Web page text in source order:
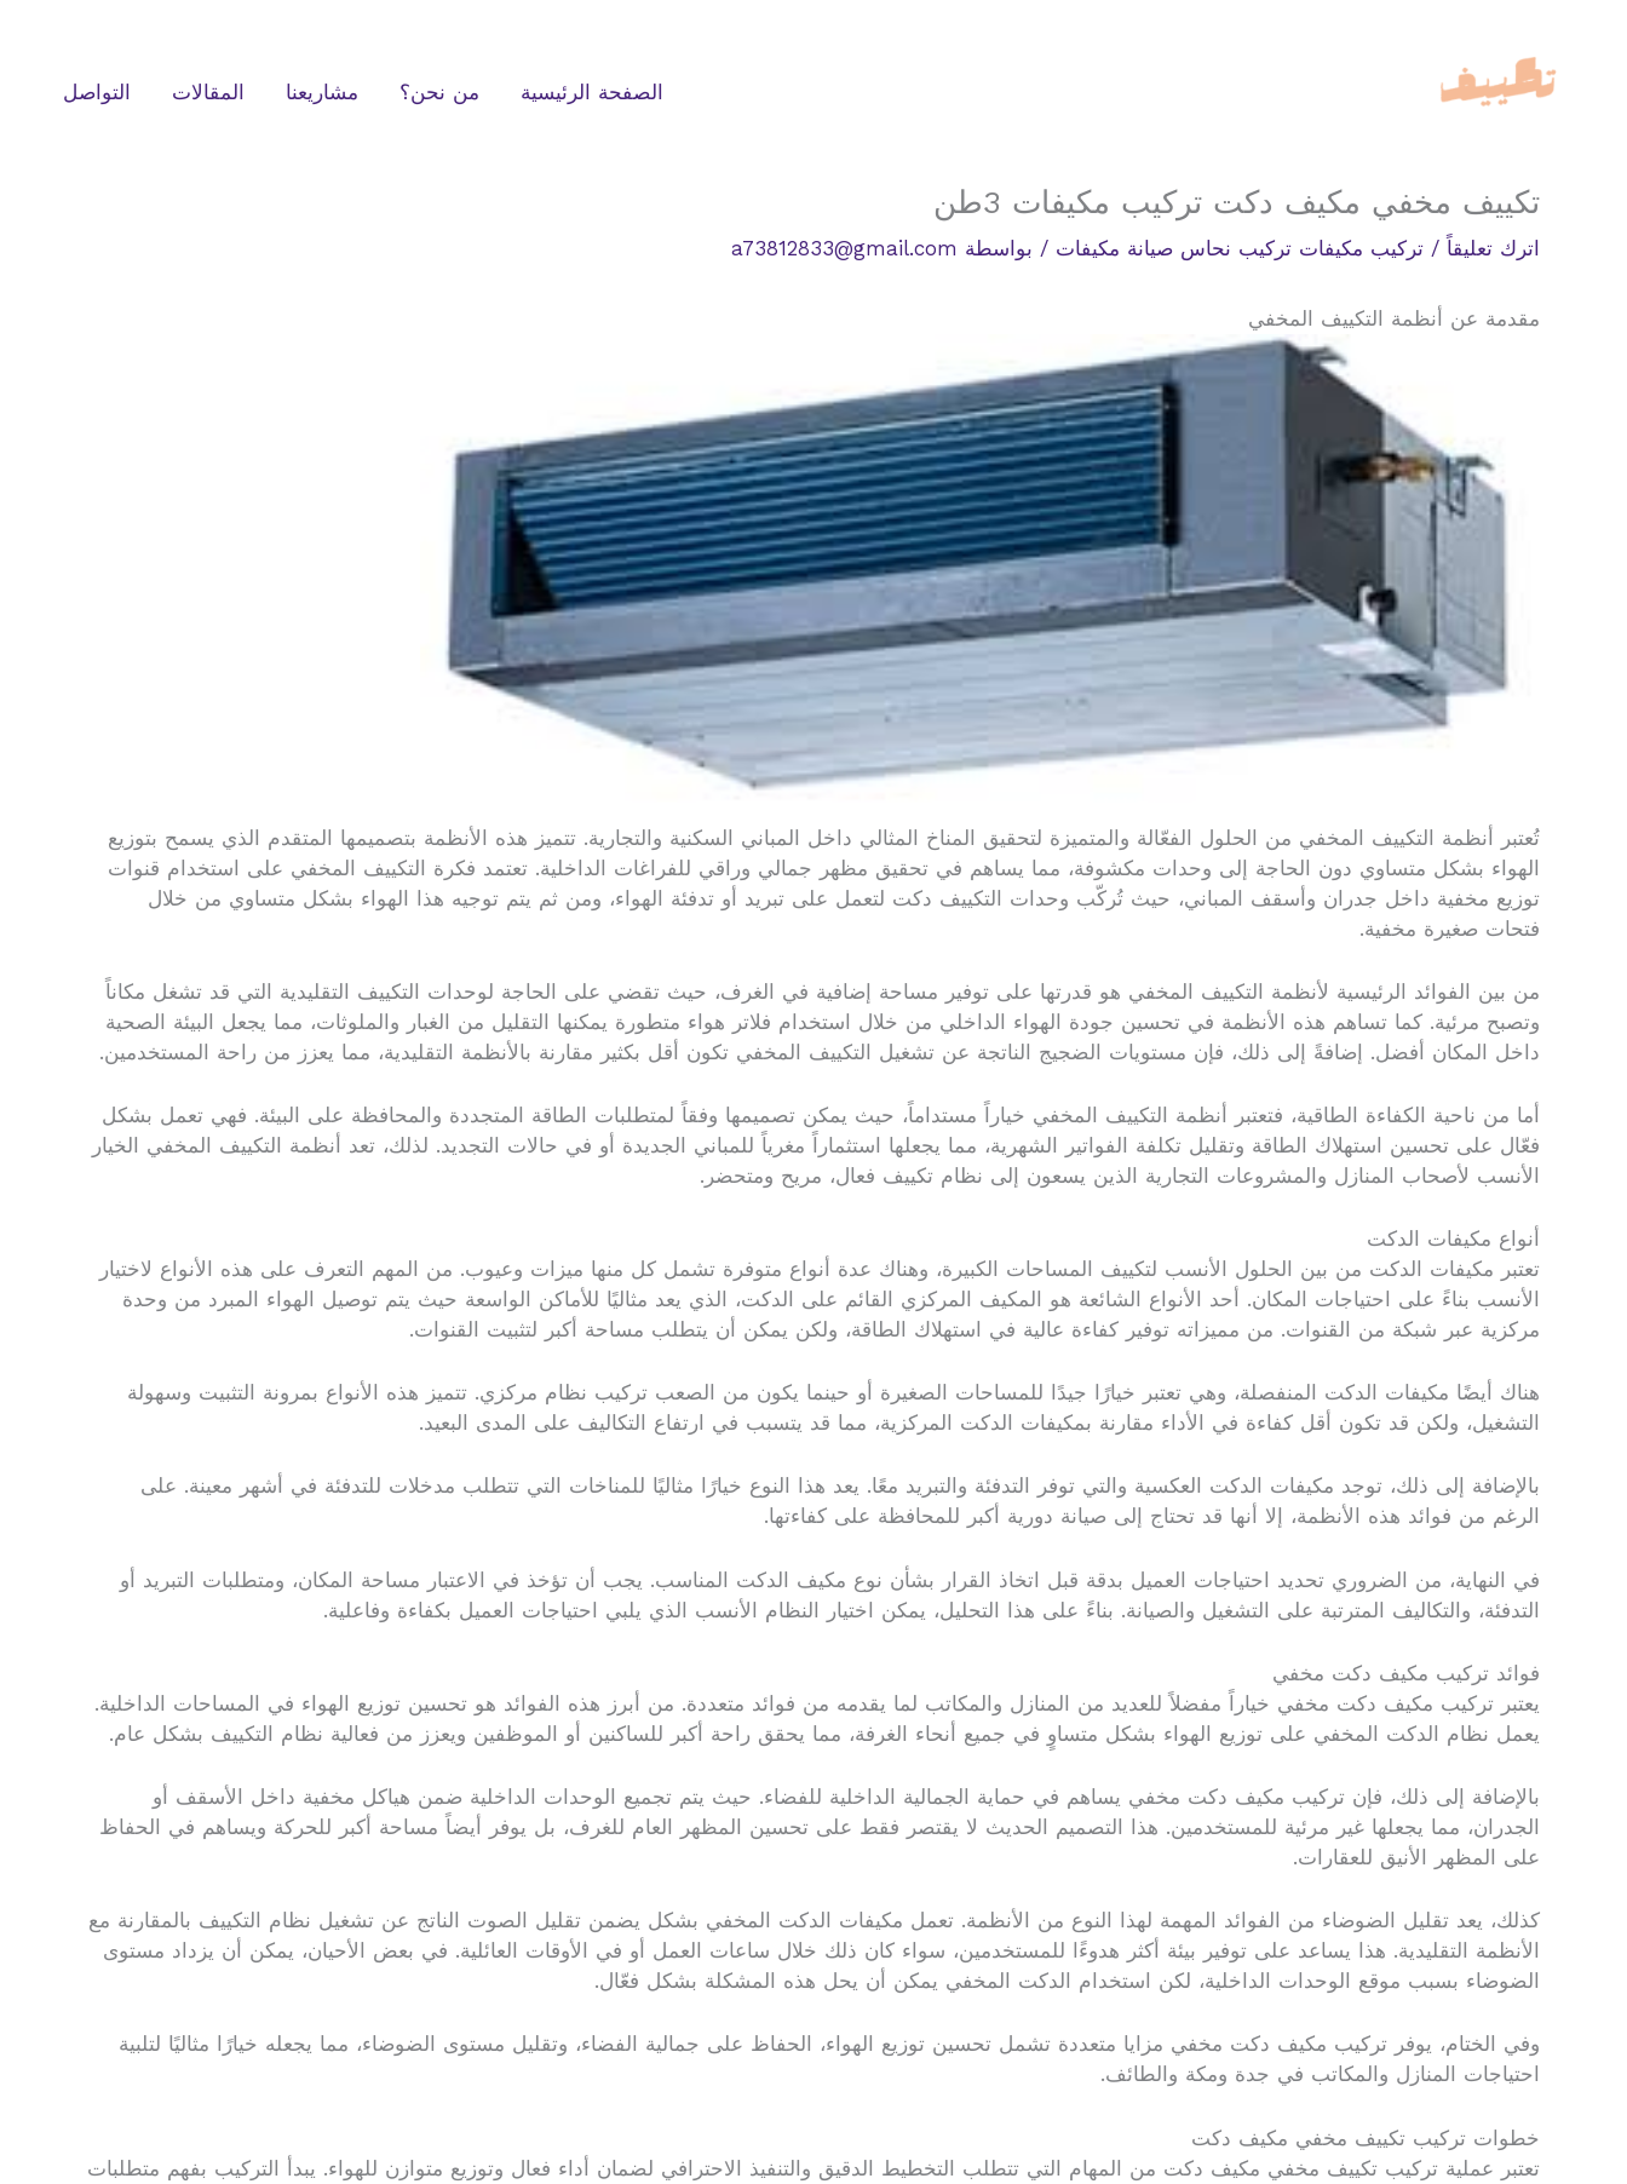
الصفحة الرئيسية من نحن؟ مشاريعنا المقالات التواصل
تكييف مخفي مكيف دكت تركيب مكيفات 3طن
اترك تعليقاً / تركيب مكيفات تركيب نحاس صيانة مكيفات / بواسطة a73812833@gmail.com
مقدمة عن أنظمة التكييف المخفي
تُعتبر أنظمة التكييف المخفي من الحلول الفعّالة والمتميزة لتحقيق المناخ المثالي داخل المباني السكنية والتجارية. تتميز هذه الأنظمة بتصميمها المتقدم الذي يسمح بتوزيع
الهواء بشكل متساوي دون الحاجة إلى وحدات مكشوفة، مما يساهم في تحقيق مظهر جمالي وراقي للفراغات الداخلية. تعتمد فكرة التكييف المخفي على استخدام قنوات
توزيع مخفية داخل جدران وأسقف المباني، حيث تُركّب وحدات التكييف دكت لتعمل على تبريد أو تدفئة الهواء، ومن ثم يتم توجيه هذا الهواء بشكل متساوي من خلال
فتحات صغيرة مخفية.
من بين الفوائد الرئيسية لأنظمة التكييف المخفي هو قدرتها على توفير مساحة إضافية في الغرف، حيث تقضي على الحاجة لوحدات التكييف التقليدية التي قد تشغل مكاناً
وتصبح مرئية. كما تساهم هذه الأنظمة في تحسين جودة الهواء الداخلي من خلال استخدام فلاتر هواء متطورة يمكنها التقليل من الغبار والملوثات، مما يجعل البيئة الصحية
داخل المكان أفضل. إضافةً إلى ذلك، فإن مستويات الضجيج الناتجة عن تشغيل التكييف المخفي تكون أقل بكثير مقارنة بالأنظمة التقليدية، مما يعزز من راحة المستخدمين.
أما من ناحية الكفاءة الطاقية، فتعتبر أنظمة التكييف المخفي خياراً مستداماً، حيث يمكن تصميمها وفقاً لمتطلبات الطاقة المتجددة والمحافظة على البيئة. فهي تعمل بشكل
فعّال على تحسين استهلاك الطاقة وتقليل تكلفة الفواتير الشهرية، مما يجعلها استثماراً مغرياً للمباني الجديدة أو في حالات التجديد. لذلك، تعد أنظمة التكييف المخفي الخيار
الأنسب لأصحاب المنازل والمشروعات التجارية الذين يسعون إلى نظام تكييف فعال، مريح ومتحضر.
أنواع مكيفات الدكت
تعتبر مكيفات الدكت من بين الحلول الأنسب لتكييف المساحات الكبيرة، وهناك عدة أنواع متوفرة تشمل كل منها ميزات وعيوب. من المهم التعرف على هذه الأنواع لاختيار
الأنسب بناءً على احتياجات المكان. أحد الأنواع الشائعة هو المكيف المركزي القائم على الدكت، الذي يعد مثاليًا للأماكن الواسعة حيث يتم توصيل الهواء المبرد من وحدة
مركزية عبر شبكة من القنوات. من مميزاته توفير كفاءة عالية في استهلاك الطاقة، ولكن يمكن أن يتطلب مساحة أكبر لتثبيت القنوات.
هناك أيضًا مكيفات الدكت المنفصلة، وهي تعتبر خيارًا جيدًا للمساحات الصغيرة أو حينما يكون من الصعب تركيب نظام مركزي. تتميز هذه الأنواع بمرونة التثبيت وسهولة
التشغيل، ولكن قد تكون أقل كفاءة في الأداء مقارنة بمكيفات الدكت المركزية، مما قد يتسبب في ارتفاع التكاليف على المدى البعيد.
بالإضافة إلى ذلك، توجد مكيفات الدكت العكسية والتي توفر التدفئة والتبريد معًا. يعد هذا النوع خيارًا مثاليًا للمناخات التي تتطلب مدخلات للتدفئة في أشهر معينة. على
الرغم من فوائد هذه الأنظمة، إلا أنها قد تحتاج إلى صيانة دورية أكبر للمحافظة على كفاءتها.
في النهاية، من الضروري تحديد احتياجات العميل بدقة قبل اتخاذ القرار بشأن نوع مكيف الدكت المناسب. يجب أن تؤخذ في الاعتبار مساحة المكان، ومتطلبات التبريد أو
التدفئة، والتكاليف المترتبة على التشغيل والصيانة. بناءً على هذا التحليل، يمكن اختيار النظام الأنسب الذي يلبي احتياجات العميل بكفاءة وفاعلية.
فوائد تركيب مكيف دكت مخفي
يعتبر تركيب مكيف دكت مخفي خياراً مفضلاً للعديد من المنازل والمكاتب لما يقدمه من فوائد متعددة. من أبرز هذه الفوائد هو تحسين توزيع الهواء في المساحات الداخلية.
يعمل نظام الدكت المخفي على توزيع الهواء بشكل متساوٍ في جميع أنحاء الغرفة، مما يحقق راحة أكبر للساكنين أو الموظفين ويعزز من فعالية نظام التكييف بشكل عام.
بالإضافة إلى ذلك، فإن تركيب مكيف دكت مخفي يساهم في حماية الجمالية الداخلية للفضاء. حيث يتم تجميع الوحدات الداخلية ضمن هياكل مخفية داخل الأسقف أو
الجدران، مما يجعلها غير مرئية للمستخدمين. هذا التصميم الحديث لا يقتصر فقط على تحسين المظهر العام للغرف، بل يوفر أيضاً مساحة أكبر للحركة ويساهم في الحفاظ
على المظهر الأنيق للعقارات.
كذلك، يعد تقليل الضوضاء من الفوائد المهمة لهذا النوع من الأنظمة. تعمل مكيفات الدكت المخفي بشكل يضمن تقليل الصوت الناتج عن تشغيل نظام التكييف بالمقارنة مع
الأنظمة التقليدية. هذا يساعد على توفير بيئة أكثر هدوءًا للمستخدمين، سواء كان ذلك خلال ساعات العمل أو في الأوقات العائلية. في بعض الأحيان، يمكن أن يزداد مستوى
الضوضاء بسبب موقع الوحدات الداخلية، لكن استخدام الدكت المخفي يمكن أن يحل هذه المشكلة بشكل فعّال.
وفي الختام، يوفر تركيب مكيف دكت مخفي مزايا متعددة تشمل تحسين توزيع الهواء، الحفاظ على جمالية الفضاء، وتقليل مستوى الضوضاء، مما يجعله خيارًا مثاليًا لتلبية
احتياجات المنازل والمكاتب في جدة ومكة والطائف.
خطوات تركيب تكييف مخفي مكيف دكت
تعتبر عملية تركيب تكييف مخفي مكيف دكت من المهام التي تتطلب التخطيط الدقيق والتنفيذ الاحترافي لضمان أداء فعال وتوزيع متوازن للهواء. يبدأ التركيب بفهم متطلبات